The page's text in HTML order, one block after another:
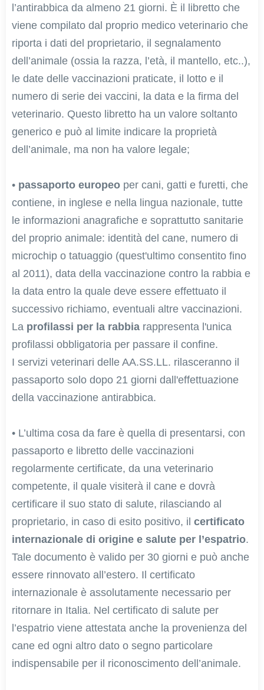
l’antirabbica da almeno 21 giorni. È il libretto che
viene compilato dal proprio medico veterinario che
riporta i dati del proprietario, il segnalamento
dell’animale (ossia la razza, l’età, il mantello, etc..),
le date delle vaccinazioni praticate, il lotto e il
numero di serie dei vaccini, la data e la firma del
veterinario. Questo libretto ha un valore soltanto
generico e può al limite indicare la proprietà
dell’animale, ma non ha valore legale;
• passaporto europeo per cani, gatti e furetti, che
contiene, in inglese e nella lingua nazionale, tutte
le informazioni anagrafiche e soprattutto sanitarie
del proprio animale: identità del cane, numero di
microchip o tatuaggio (quest'ultimo consentito fino
al 2011), data della vaccinazione contro la rabbia e
la data entro la quale deve essere effettuato il
successivo richiamo, eventuali altre vaccinazioni.
La profilassi per la rabbia rappresenta l'unica
profilassi obbligatoria per passare il confine.
I servizi veterinari delle AA.SS.LL. rilasceranno il
passaporto solo dopo 21 giorni dall'effettuazione
della vaccinazione antirabbica.
• L’ultima cosa da fare è quella di presentarsi, con
passaporto e libretto delle vaccinazioni
regolarmente certificate, da una veterinario
competente, il quale visiterà il cane e dovrà
certificare il suo stato di salute, rilasciando al
proprietario, in caso di esito positivo, il certificato
internazionale di origine e salute per l’espatrio.
Tale documento è valido per 30 giorni e può anche
essere rinnovato all’estero. Il certificato
internazionale è assolutamente necessario per
ritornare in Italia. Nel certificato di salute per
l’espatrio viene attestata anche la provenienza del
cane ed ogni altro dato o segno particolare
indispensabile per il riconoscimento dell’animale.